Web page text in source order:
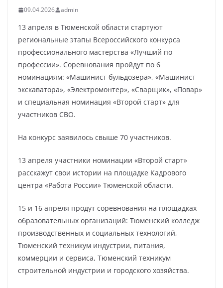
09.04.2026 admin
13 апреля в Тюменской области стартуют
региональные этапы Всероссийского конкурса
профессионального мастерства «Лучший по
профессии». Соревнования пройдут по 6
номинациям: «Машинист бульдозера», «Машинист
экскаватора», «Электромонтер», «Сварщик», «Повар»
и специальная номинация «Второй старт» для
участников СВО.
На конкурс заявилось свыше 70 участников.
13 апреля участники номинации «Второй старт»
расскажут свои истории на площадке Кадрового
центра «Работа России» Тюменской области.
15 и 16 апреля продут соревнования на площадках
образовательных организаций: Тюменский колледж
производственных и социальных технологий,
Тюменский техникум индустрии, питания,
коммерции и сервиса, Тюменский техникум
строительной индустрии и городского хозяйства.